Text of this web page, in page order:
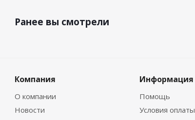
Ранее вы смотрели
Компания
О компании
Новости
Информация
Помощь
Условия оплаты